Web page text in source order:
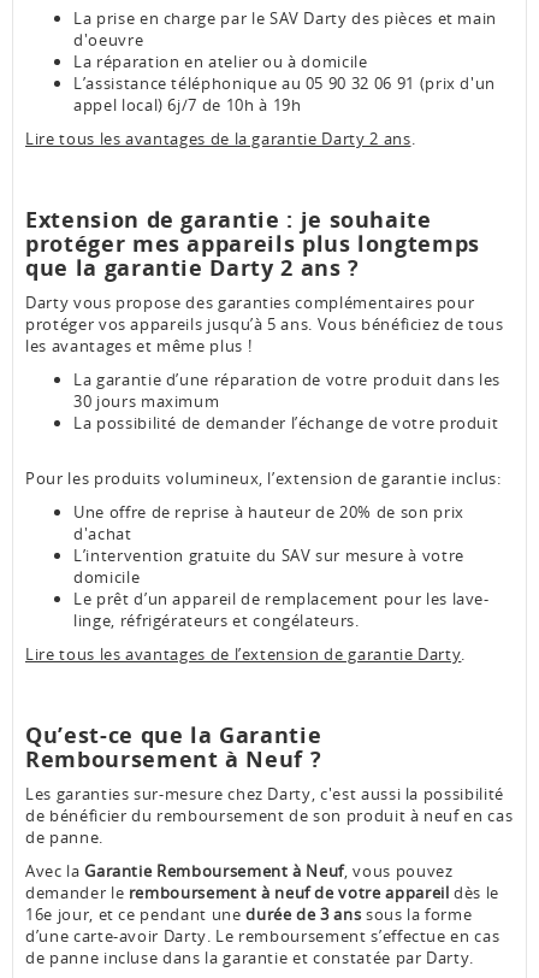
La prise en charge par le SAV Darty des pièces et main
d'oeuvre
La réparation en atelier ou à domicile
L’assistance téléphonique au 05 90 32 06 91 (prix d'un
appel local) 6j/7 de 10h à 19h
Lire tous les avantages de la garantie Darty 2 ans.
Extension de garantie : je souhaite
protéger mes appareils plus longtemps
que la garantie Darty 2 ans ?
Darty vous propose des garanties complémentaires pour
protéger vos appareils jusqu’à 5 ans. Vous bénéficiez de tous
les avantages et même plus !
La garantie d’une réparation de votre produit dans les
30 jours maximum
La possibilité de demander l’échange de votre produit
Pour les produits volumineux, l’extension de garantie inclus:
Une offre de reprise à hauteur de 20% de son prix
d'achat
L’intervention gratuite du SAV sur mesure à votre
domicile
Le prêt d’un appareil de remplacement pour les lave-
linge, réfrigérateurs et congélateurs.
Lire tous les avantages de l’extension de garantie Darty.
Qu’est-ce que la Garantie
Remboursement à Neuf ?
Les garanties sur-mesure chez Darty, c'est aussi la possibilité
de bénéficier du remboursement de son produit à neuf en cas
de panne.
Avec laGarantie Remboursement à Neuf, vous pouvez
demander le remboursement à neuf de votre appareil dès le
16e jour, et ce pendant unedurée de 3 ans sous la forme
d’une carte-avoir Darty. Le remboursement s’effectue en cas
de panne incluse dans la garantie et constatée par Darty.